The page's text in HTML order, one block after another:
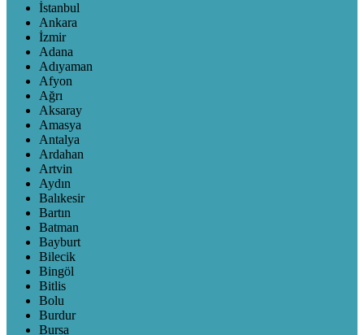
İstanbul
Ankara
İzmir
Adana
Adıyaman
Afyon
Ağrı
Aksaray
Amasya
Antalya
Ardahan
Artvin
Aydın
Balıkesir
Bartın
Batman
Bayburt
Bilecik
Bingöl
Bitlis
Bolu
Burdur
Bursa